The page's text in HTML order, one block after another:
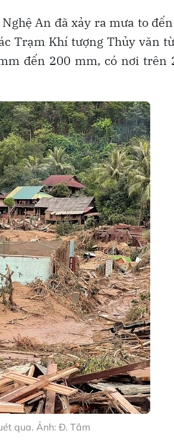
An đã xảy ra mưa to
Trạm Khí tượng Thủy văn
đến 200 mm, có nơi trên
qua. Ảnh: Đ. Tâm